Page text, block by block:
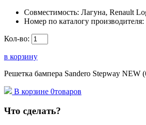
Совместимость: Лагуна, Renault
Номер по каталогу производителя:
Кол-во:
в корзину
Решетка бампера Sandero Stepway NEW
В корзине 0товаров
Что сделать?